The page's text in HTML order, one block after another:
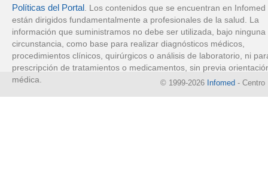
Políticas del Portal. Los contenidos que se encuentran en Infomed
están dirigidos fundamentalmente a profesionales de la salud. La
información que suministramos no debe ser utilizada, bajo ninguna
circunstancia, como base para realizar diagnósticos médicos,
procedimientos clínicos, quirúrgicos o análisis de laboratorio, ni
prescripción de tratamientos o medicamentos, sin previa
médica.
© 1999-2026 Infomed - Centro